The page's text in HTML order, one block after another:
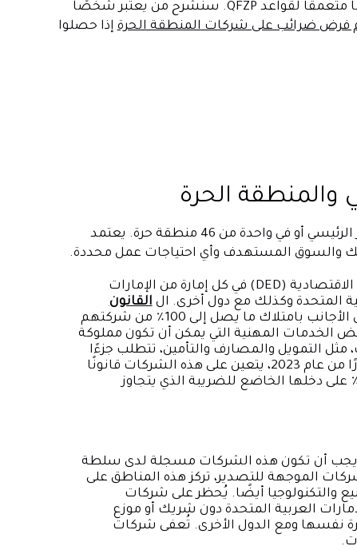
في هذه المدونة، سنقوم بتبسيط هذه التعقيدات ونوفر لك فهمًا متعمقًا لقواعد QFZP. سنشرح من يعتبر شخصًا
فرض ضرائب على شركات المنطقة الحرةإذا حصلوا
والمنطقة الحرة
في الإمارات العربية المتحدة، لديك خيار إنشاء عملك إما في البر الرئيسي أو في واحدة من 46 منطقة حرة. يعتمد
عملك والسوق المستهدف وأي احتياجات عمل محددة.
مسجلة لدى دائرة التنمية الاقتصادية (DED) في كل إمارة من الإمارات
المتحدة وكذلك مع دول أخرى. الالقانون
تم تعديله للسماح للمستثمرين الأجانب بامتلاك ما يصل إلى 100٪ من شركتهم
الخدمات المهنية التي يمكن أن تكون مملوكة
مثل التمويل والمصارف والتأمين، تتطلب جزءًا
من المساهمة الإلزامية من قبل الشركاء الإماراتيين. اعتبارًا من عام 2023، يتعين على هذه الشركات قانونًا
الإقرارات الضريبية ودفع ضريبة الشركات بنسبة 9٪ على دخلها الخاضع للضريبة الذي يتجاوز
بنسبة 100٪ للشركات. يجب أن تكون هذه الشركات مسجلة لدى سلطة
الموجهة للتصدير، تركز هذه المناطق على
والتكنولوجيا أيضًا. يُحظر على شركات
العربية المتحدة دون شريك أو موزع
نفسها ومع الدول الأخرى. تُعفى شركات